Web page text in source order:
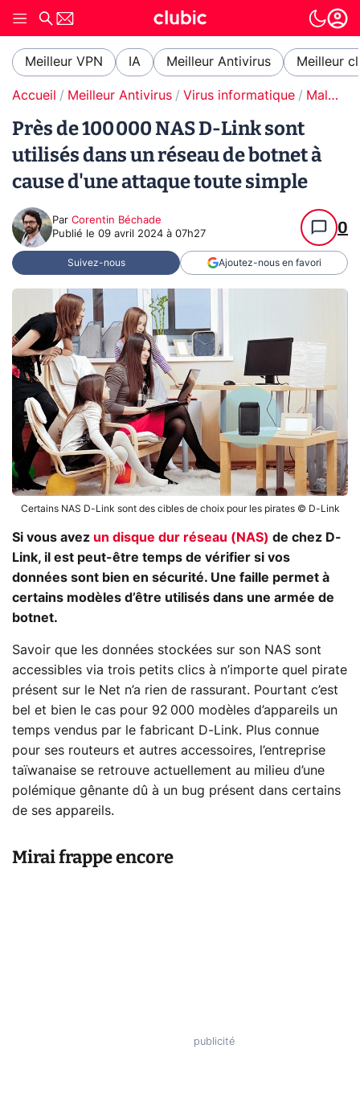
Meilleur VPN IA Meilleur Antivirus Meilleur
Accueil Meilleur Antivirus Virus informatique Malware / Ransomware
Près de 100 000 NAS D-Link sont
utilisés dans un réseau de botnet à
cause d'une attaque toute simple
Par Corentin Béchade
Publié le 09 avril 2024 à 07h27 0
Suivez-nous Ajoutez-nous en favori
Certains NAS D-Link sont des cibles de choix pour les pirates © D-Link
Si vous avez un disque dur réseau (NAS) de chez D-
Link, il est peut-être temps de vérifier si vos
données sont bien en sécurité. Une faille permet à
certains modèles d’être utilisés dans une armée de
botnet.
Savoir que les données stockées sur son NAS sont
accessibles via trois petits clics à n’importe quel pirate
présent sur le Net n’a rien de rassurant. Pourtant c’est
bel et bien le cas pour 92 000 modèles d’appareils un
temps vendus par le fabricant D-Link. Plus connue
pour ses routeurs et autres accessoires, l’entreprise
taïwanaise se retrouve actuellement au milieu d’une
polémique gênante dû à un bug présent dans certains
de ses appareils.
Mirai frappe encore